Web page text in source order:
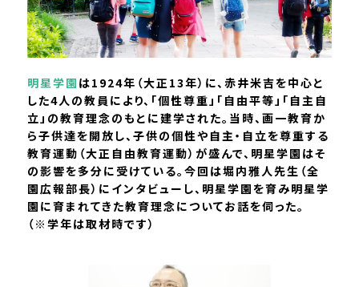
明星学園 は1924年（大正13年）に、赤井米吉を中心と
した4人の教員により、「個性尊重」「自由平等」「自主自
立」の教育理念のもとに建学された。当時、画一教育か
ら子供達を開放し、子供の個性や自主・自立を尊重する
教育運動（大正自由教育運動）が盛んで、明星学園はそ
の影響を多分に受けている。今回は堀内雅人先生（全
園広報部長）にインタビューし、明星学園を育み明星学
園に育まれてきた教育理念についてお話を伺った。
（※学年は取材時です）